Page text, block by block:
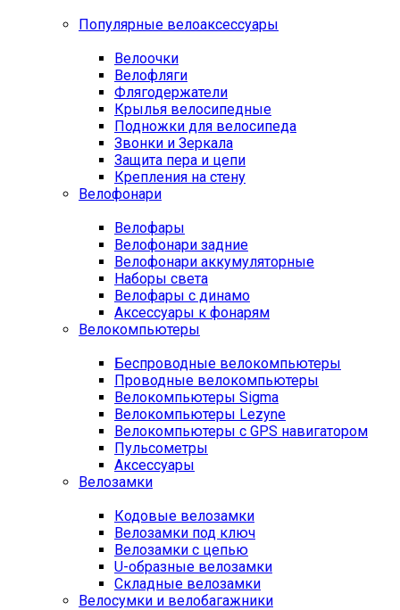
Популярные велоаксессуары
Велоочки
Велофляги
Флягодержатели
Крылья велосипедные
Подножки для велосипеда
Звонки и Зеркала
Защита пера и цепи
Крепления на стену
Велофонари
Велофары
Велофонари задние
Велофонари аккумуляторные
Наборы света
Велофары с динамо
Аксессуары к фонарям
Велокомпьютеры
Беспроводные велокомпьютеры
Проводные велокомпьютеры
Велокомпьютеры Sigma
Велокомпьютеры Lezyne
Велокомпьютеры с GPS навигатором
Пульсометры
Аксессуары
Велозамки
Кодовые велозамки
Велозамки под ключ
Велозамки с цепью
U-образные велозамки
Складные велозамки
Велосумки и велобагажники